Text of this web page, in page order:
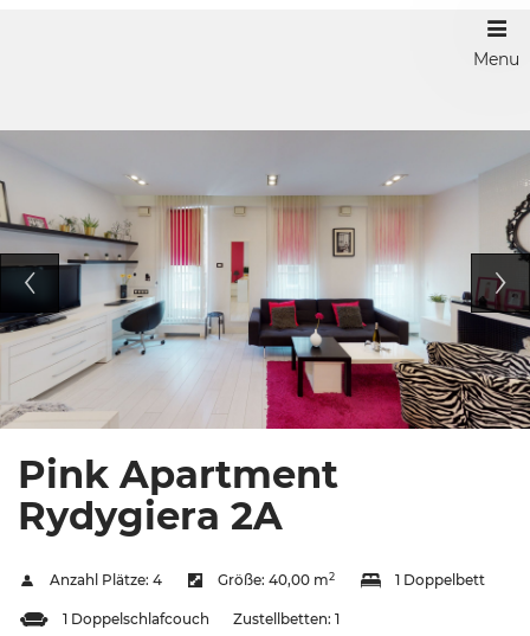
Menu
Pink Apartment
Rydygiera 2A
Anzahl Plätze: 4 Größe: 40,00 m2 1 Doppelbett
1 Doppelschlafcouch Zustellbetten: 1